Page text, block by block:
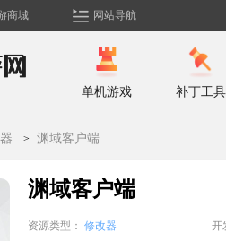
商城 网站导航
单机游戏 补丁工具
渊域客户端
渊域客户端
资源类型： 修改器 开